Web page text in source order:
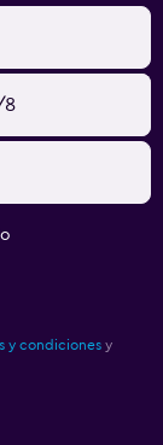
8
y condiciones y